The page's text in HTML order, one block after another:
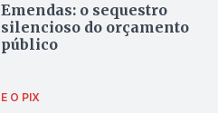
Emendas: o sequestro
silencioso do orçamento
público
E O PIX